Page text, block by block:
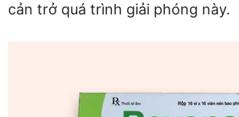
cản trở quá trình giải phóng này.